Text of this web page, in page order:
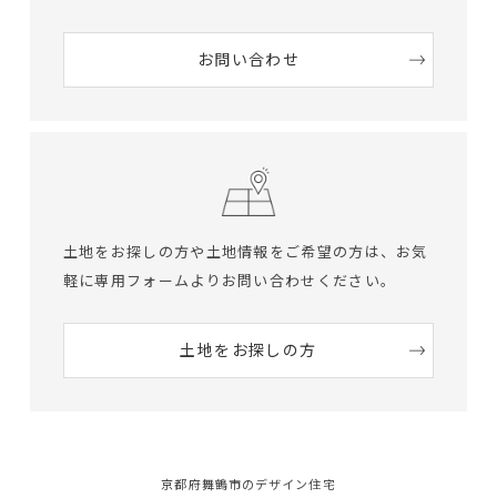
お問い合わせ
土地をお探しの方や土地情報をご希望の方は、 お気
軽に専用フォームよりお問い合わせください。
土地をお探しの方
京都府舞鶴市のデザイン住宅